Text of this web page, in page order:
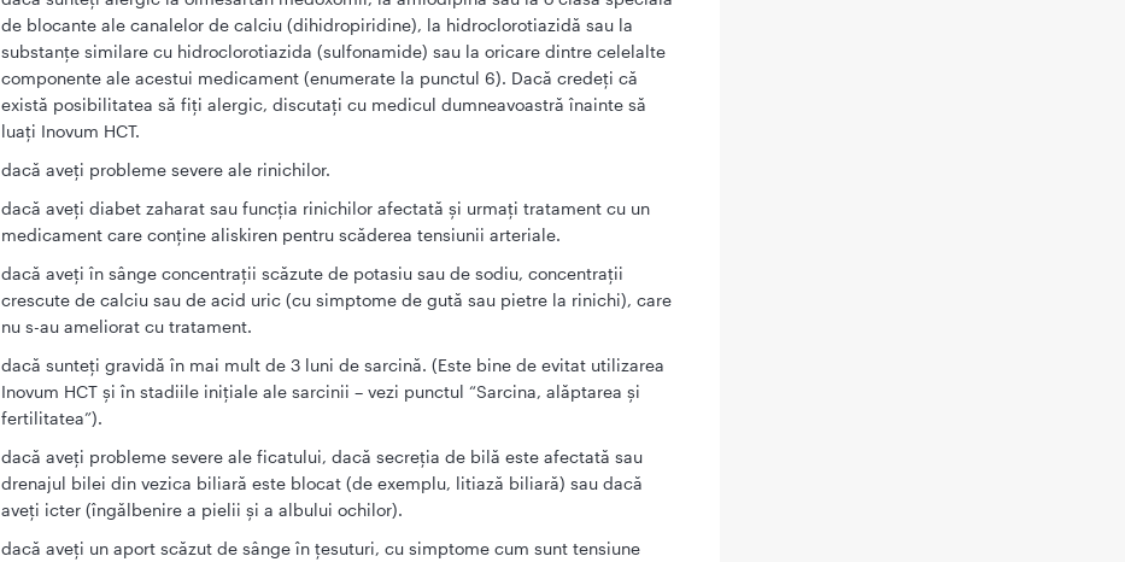
de blocante ale canalelor de calciu (dihidropiridine), la hidroclorotiazidă sau la
substanţe similare cu hidroclorotiazida (sulfonamide) sau la oricare dintre celelalte
componente ale acestui medicament (enumerate la punctul 6). Dacă credeţi că
există posibilitatea să fiţi alergic, discutaţi cu medicul dumneavoastră înainte să
luaţi Inovum HCT.
dacă aveţi probleme severe ale rinichilor.
dacă aveţi diabet zaharat sau funcţia rinichilor afectată şi urmaţi tratament cu un
medicament care conţine aliskiren pentru scăderea tensiunii arteriale.
dacă aveţi în sânge concentraţii scăzute de potasiu sau de sodiu, concentraţii
crescute de calciu sau de acid uric (cu simptome de gută sau pietre la rinichi), care
nu s-au ameliorat cu tratament.
dacă sunteţi gravidă în mai mult de 3 luni de sarcină. (Este bine de evitat utilizarea
Inovum HCT şi în stadiile iniţiale ale sarcinii – vezi punctul “Sarcina, alăptarea şi
fertilitatea”).
dacă aveţi probleme severe ale ficatului, dacă secreţia de bilă este afectată sau
drenajul bilei din vezica biliară este blocat (de exemplu, litiază biliară) sau dacă
aveţi icter (îngălbenire a pielii şi a albului ochilor).
dacă aveţi un aport scăzut de sânge în ţesuturi, cu simptome cum sunt tensiune